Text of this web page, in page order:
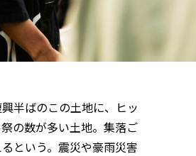
半ばのこの土地に、ヒッ
の数が多い土地。集落ご
という。震災や豪雨災害